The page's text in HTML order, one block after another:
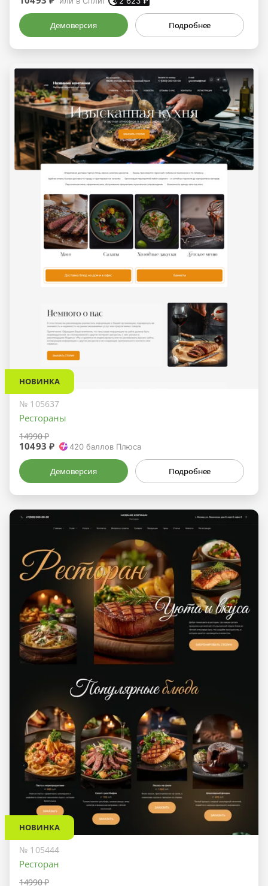
Демоверсия Подробнее
НОВИНКА
№ 105637
Рестораны
14990 ₽
10493 ₽ 420 баллов Плюса
Демоверсия Подробнее
НОВИНКА
№ 105444
Ресторан
14990 ₽